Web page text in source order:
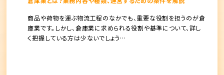
商品や荷物を運ぶ物流工程のなかでも、重要な役割を担うのが倉
庫業です。しかし、倉庫業に求められる役割や基準について、詳し
く把握している方は少ないでしょう…